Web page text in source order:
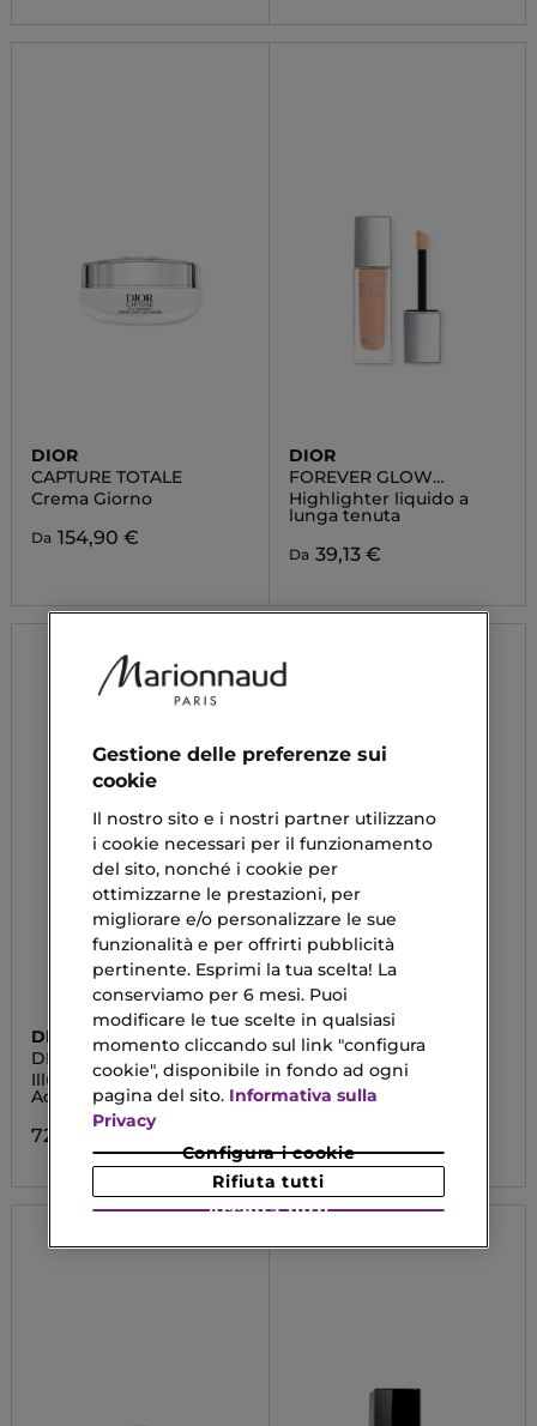
DIOR
CAPTURE TOTALE
Crema Giorno
Da 154,90 €
DIOR
FOREVER GLOW
MAXIMAIZER
Highlighter liquido a
lunga tenuta
Da 39,13 €
DIOR
DIOR FOREVER GLOW
LUMINIZER
Illuminante Ricco di
Acido Ialuronico
72,90 €
SHISEIDO
EXPERT SUN
PROTECTOR
Lozione Corpo e Viso
Gestione delle preferenze sui
cookie
Il nostro sito e i nostri partner utilizzano
i cookie necessari per il funzionamento
del sito, nonché i cookie per
ottimizzarne le prestazioni, per
migliorare e/o personalizzare le sue
funzionalità e per offrirti pubblicità
pertinente. Esprimi la tua scelta! La
conserviamo per 6 mesi. Puoi
modificare le tue scelte in qualsiasi
momento cliccando sul link "configura
cookie", disponibile in fondo ad ogni
pagina del sito. Informativa sulla
Privacy
Configura i cookie
Rifiuta tutti
Accetta tutti